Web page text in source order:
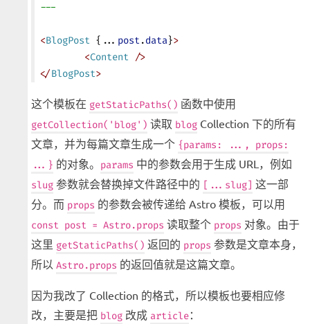
---
<BlogPost {... post .data}>
	<
Content />
</BlogPost>
这个模板在 getStaticPaths() 函数中使用
getCollection('blog') 读取 blog Collection 下的所有
文章，并为每篇文章生成一个 {params: ..., props:
...} 的对象。 params 中的参数会用于生成 URL，例如
slug 参数就会替换掉文件路径中的 [...slug] 这一部
分。而 props 的参数会被传递给 Astro 模板，可以用
const post = Astro.props 读取整个 props 对象。由于
这里 getStaticPaths() 返回的 props 参数是文章本身，
所以 Astro.props 的返回值就是这篇文章。
因为我改了 Collection 的格式，所以模板也要相应修
改，主要是把 blog 改成 article：